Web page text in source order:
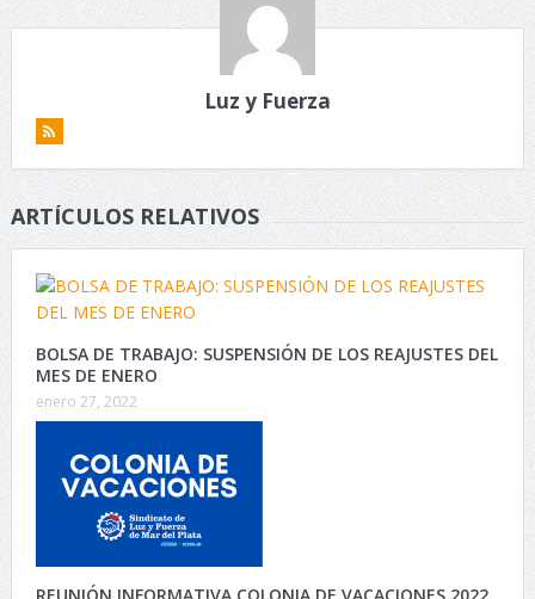
Luz y Fuerza
ARTÍCULOS RELATIVOS
BOLSA DE TRABAJO: SUSPENSIÓN DE LOS REAJUSTES DEL
MES DE ENERO
enero 27, 2022